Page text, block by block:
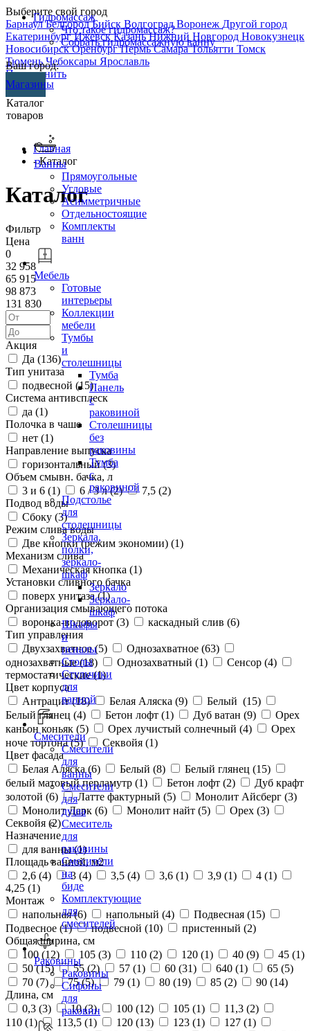
Выберите свой город
БарнаулБелгородБийск ВолгоградВоронеж Другой город
ЕкатеринбургИжевскКазаньНижний Новгород Новокузнецк
НовосибирскОренбургПермьСамараТольятти Томск
ТюменьЧебоксары Ярославль
Перезвонить
Гидромассаж
Что такое гидромассаж?
Собрать гидромассажную ванну
Ваш город:
Магазины
Каталог
товаров
Ванны
Прямоугольные
Угловые
Асимметричные
Отдельностоящие
Комплекты
ванн
Мебель
Готовые
интерьеры
Коллекции
мебели
Тумбы
и
столешницы
Тумба
Панель
с
раковиной
Столешницы
без
раковины
Тумба
с
раковиной
Подстолье
для
столешницы
Зеркала,
полки,
зеркало-
шкаф
Зеркало
Зеркало-
шкаф
Шкафы
и
пеналы
Столы
Стульчики
для
ванной
Смесители
Смесители
для
ванны
Смесители
для
душа
Смеситель
для
раковины
Смесители
на
биде
Комплектующие
для
смесителей
Раковины
Раковины
Сифоны
для
раковин
Главная
- Каталог
Каталог
Фильтр
Цена
0
32 958
65 915
98 873
131 830
Акция
Да (136)
Тип унитаза
подвесной (15)
Система антивсплеск
да (1)
Полочка в чаше
нет (1)
Направление выпуска
горизонтальный (3)
Объем смывн. бачка, л
3 и 6 (1) 6 / 3 л (2) 7,5 (2)
Подвод воды
Сбоку (3)
Режим слива воды
Две кнопки (режим экономии) (1)
Механизм слива
Механическая кнопка (1)
Установки сливного бачка
поверх унитаза (1)
Организация смывающего потока
воронка-водоворот (3) каскадный слив (6)
Тип управления
Двухзахватное (5) Однозахватное (63)
однозахватные (18) Однозахватный (1) Сенсор (4)
термостатические (1)
Цвет корпуса
Антрацит (18) Белая Аляска (9) Белый (15)
Белый глянец (4) Бетон лофт (1) Дуб ватан (9)
Орех
каньон коньяк (5) Орех лучистый солнечный (4)
Орех
ноче тортона (5) Секвойя (1)
Цвет фасада
Белая Аляска (6) Белый (8) Белый глянец (15)
белый матовый перламутр (1) Бетон лофт (2)
Дуб крафт
золотой (6) Латте фактурный (5) Монолит Айсберг (3)
Монолит Дарк (6) Монолит найт (5) Орех (3)
Секвойя (2)
Назначение
для ванны (1)
Площадь ванной, м2
2,6 (4) 3 (4) 3,5 (4) 3,6 (1) 3,9 (1) 4 (1)
4,25 (1)
Монтаж
напольная (6) напольный (4) Подвесная (15)
Подвесное (1) подвесной (10) пристенный (2)
Общая ширина, см
100 (12) 105 (3) 110 (2) 120 (1) 40 (9) 45 (1)
50 (15) 55 (2) 57 (1) 60 (31) 640 (1) 65 (5)
70 (7) 75 (5) 79 (1) 80 (19) 85 (2) 90 (14)
Длина, см
0,3 (3) 10 (3) 100 (12) 105 (1) 11,3 (2)
110 (1) 113,5 (1) 120 (13) 123 (1) 127 (1)